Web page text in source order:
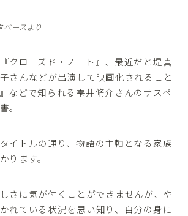
ベースより
クローズド・ノート』、最近だと堤真
さんなどが出演して映画化されること
などで知られる雫井脩介さんのサスペ
。
イトルの通り、物語の主軸となる家族
ります。
さに気が付くことができませんが、や
れている状況を思い知り、自分の身に